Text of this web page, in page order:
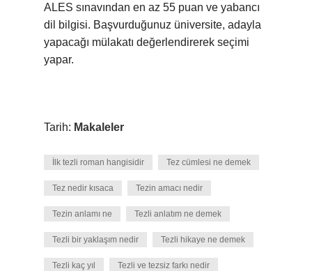
ALES sınavından en az 55 puan ve yabancı
dil bilgisi. Başvurduğunuz üniversite, adayla
yapacağı mülakatı değerlendirerek seçimi
yapar.
Tarih: Makaleler
İlk tezli roman hangisidir Tez cümlesi ne demek
Tez nedir kısaca Tezin amacı nedir
Tezin anlamı ne Tezli anlatım ne demek
Tezli bir yaklaşım nedir Tezli hikaye ne demek
Tezli kaç yıl Tezli ve tezsiz farkı nedir